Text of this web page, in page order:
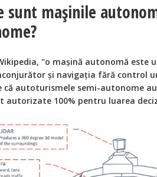
sunt mașinile
"o mașină autonomă este
și navigația fără control
că autoturismele semi-autonome
autorizate 100% pentru luarea